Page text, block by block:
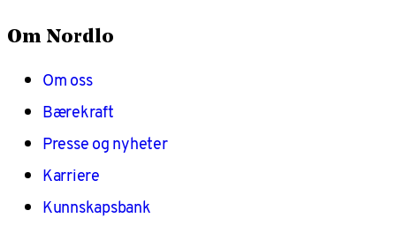
Om Nordlo
Om oss
Bærekraft
Presse og nyheter
Karriere
Kunnskapsbank